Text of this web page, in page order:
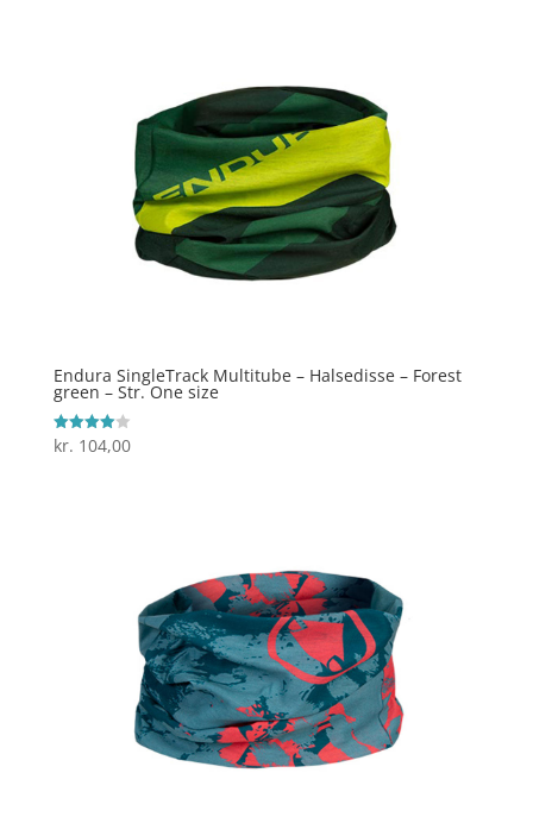
Endura SingleTrack Multitube – Halsedisse – Forest
green – Str. One size
Vurderet
4
kr. 104,00